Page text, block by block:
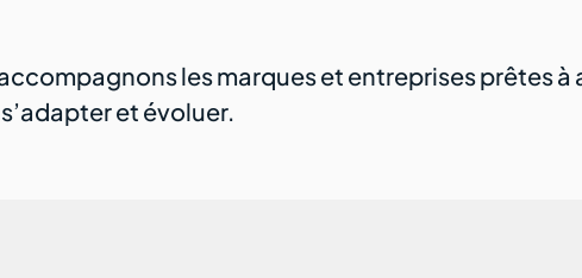
les marques et entreprises prêtes à
s’adapter et évoluer.